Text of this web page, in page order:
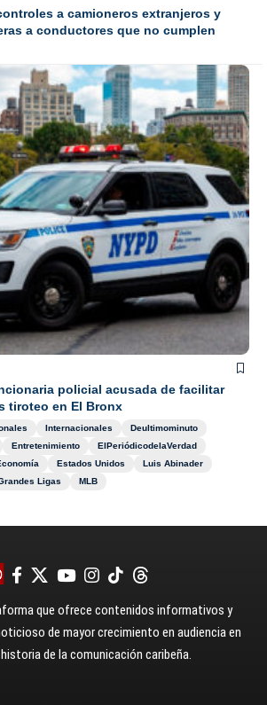
a camioneros extranjeros y
a conductores que no cumplen
policial acusada de facilitar
tiroteo en El Bronx
Internacionales
Deultimominuto
Entretenimiento
ElPeriódicodelaVerdad
Estados Unidos
Luis Abinader
Ligas MLB
que ofrece contenidos informativos y
de mayor crecimiento en audiencia en
de la comunicación caribeña.